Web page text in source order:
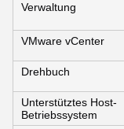
Verwaltung
VMware vCenter
Drehbuch
Unterstütztes Host-
Betriebssystem